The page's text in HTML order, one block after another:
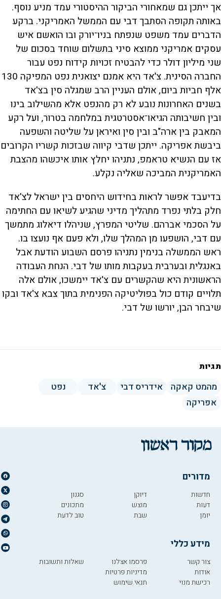
אך ייתכן גם שמאחורי הביקור ההיסטורי עמד מניע נוסף.
באותה תקופה הסתבך דבי עם הממשל האמריקני. ברקע
הדברים עמד משפט שנפתח בניו־יורק ובו הואשם איש
עסקים אמריקני ממוצא סיני בתשלום שוחד בסכום של
שני מיליון דולר כדי להבטיח זכויות קידוח נפט עבור
החברה הסינית. צ'אד היא אמנם יצואנית נפט המפיקה 130
אלף חביות ביום, אולם העניין הרב שמגלה סין בצ'אד
בשנים האחרונות נובע לא רק מהנפט אלא מהשילוב בינו
ובין חשיבותה הגיאו־אסטרטגית במלחמה בטרור, ועל רקע
המאבק בין ארה"ב ובין סין ואיראן על שליטה והשפעה
ביבשת אפריקה. ייתכן שדבי קיווה שבזכות קשריו הקרובים
אז עם הנשיא טראמפ, נתניהו יחלץ אותו איכשהו מהצבת
האמריקנית המביכה שאליה נקלע.
בדיעבד אפשר לראות בחידוש היחסים בין ישראל לצ'אד
חלק בלתי נפרד מתהליך מדיני שהגיע לשיאו עם החתימה
על הסכמי אברהם. שליטי המפרץ, שניהלו דיאלוג מתמשך
עם דבי, הושפעו מן המהלך שלו, ולא פעם אף נועצו בו.
ראש הממשלה בנימין נתניהו פרסם השבוע הודעת אבל
באנגלית ובערבית בעקבות מותו של דבי. הנחת העבודה
הראשונית היא שהקשרים עם צ'אד יימשכו, אולם אלה
תלויים קודם כול בפוליטיקה הפנימית בתוך צבא צ'אד ובקו
שיבחר הבן, יורשו של דבי.
תגיות
מהמט קאקה אידריס דבי צ'אד
נפט
אפריקה
מדורים
חדשות
דעות
יומן
דיוקן
מוצש
שבת
סגנון
מתכונים
טוב לדעת
מידע כללי
צור קשר
אודות
רכישת מנוי
פרסמו אצלנו
מדיניות פרטיות
תנאי שימוש
שאלות ותשובות